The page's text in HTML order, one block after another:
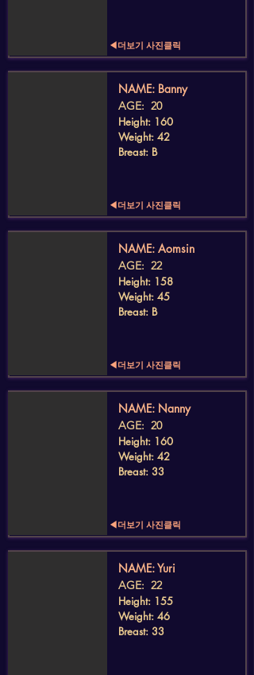
◀더보기 사진클릭
​NAME: Banny
AGE: 20
Height: 160
Weight: 42
Breast: B
◀더보기 사진클릭
​NAME: Aomsin
AGE: 22
Height: 158
Weight: 45
Breast: B
◀더보기 사진클릭
​NAME: Nanny
AGE: 20
Height: 160
Weight: 42
Breast: 33
◀더보기 사진클릭
​NAME: Yuri
AGE: 22
Height: 155
Weight: 46
Breast: 33